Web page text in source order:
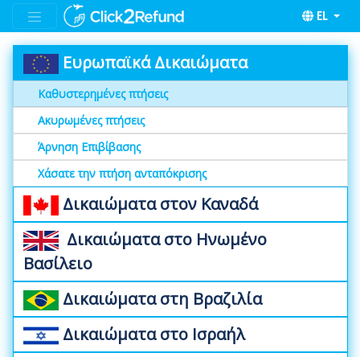
EL
Ευρωπαϊκά Δικαιώματα
Καθυστερημένες πτήσεις
Ακυρωμένες πτήσεις
Άρνηση Επιβίβασης
Χάσατε την πτήση ανταπόκρισης
Δικαιώματα στον Καναδά
Δικαιώματα στο Ηνωμένο
Βασίλειο
Δικαιώματα στη Βραζιλία
Δικαιώματα στο Ισραήλ